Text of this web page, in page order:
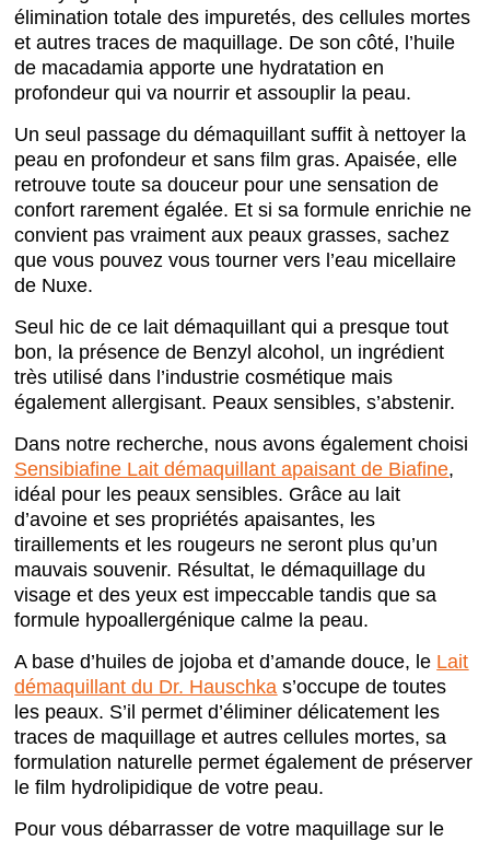
élimination totale des impuretés, des cellules mortes
et autres traces de maquillage. De son côté, l’huile
de macadamia apporte une hydratation en
profondeur qui va nourrir et assouplir la peau.
Un seul passage du démaquillant suffit à nettoyer la
peau en profondeur et sans film gras. Apaisée, elle
retrouve toute sa douceur pour une sensation de
confort rarement égalée. Et si sa formule enrichie ne
convient pas vraiment aux peaux grasses, sachez
que vous pouvez vous tourner vers l’eau micellaire
de Nuxe.
Seul hic de ce lait démaquillant qui a presque tout
bon, la présence de Benzyl alcohol, un ingrédient
très utilisé dans l’industrie cosmétique mais
également allergisant. Peaux sensibles, s’abstenir.
Dans notre recherche, nous avons également choisi
Sensibiafine Lait démaquillant apaisant de Biafine,
idéal pour les peaux sensibles. Grâce au lait
d’avoine et ses propriétés apaisantes, les
tiraillements et les rougeurs ne seront plus qu’un
mauvais souvenir. Résultat, le démaquillage du
visage et des yeux est impeccable tandis que sa
formule hypoallergénique calme la peau.
A base d’huiles de jojoba et d’amande douce, le Lait
démaquillant du Dr. Hauschka s’occupe de toutes
les peaux. S’il permet d’éliminer délicatement les
traces de maquillage et autres cellules mortes, sa
formulation naturelle permet également de préserver
le film hydrolipidique de votre peau.
Pour vous débarrasser de votre maquillage sur le